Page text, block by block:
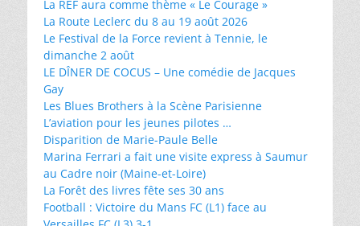
La REF aura comme thème « Le Courage »
La Route Leclerc du 8 au 19 août 2026
Le Festival de la Force revient à Tennie, le
dimanche 2 août
LE DÎNER DE COCUS – Une comédie de Jacques
Gay
Les Blues Brothers à la Scène Parisienne
L’aviation pour les jeunes pilotes …
Disparition de Marie-Paule Belle
Marina Ferrari a fait une visite express à Saumur
au Cadre noir (Maine-et-Loire)
La Forêt des livres fête ses 30 ans
Football : Victoire du Mans FC (L1) face au